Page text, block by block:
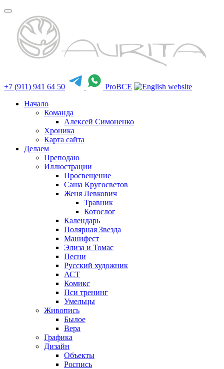
+7 (911) 941 64 50
ProBCE
Начало
Команда
Алексей Симоненко
Хроника
Карта сайта
Делаем
Преподаю
Иллюстрации
Просвещение
Саша Кругосветов
Женя Левкович
Травник
Котослог
Календарь
Полярная Звезда
Манифест
Элиза и Томас
Песни
Русский художник
АСТ
Комикс
Пси тренинг
Умельцы
Живопись
Былое
Вера
Графика
Дизайн
Объекты
Роспись